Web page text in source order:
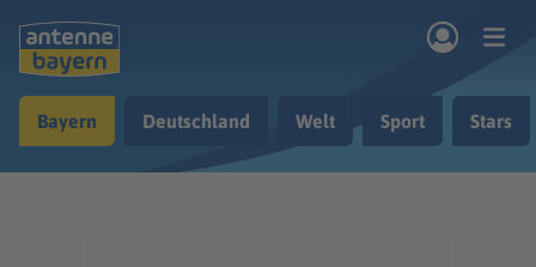
Musik & Radio
Bayern Deutschland Welt Sport Stars